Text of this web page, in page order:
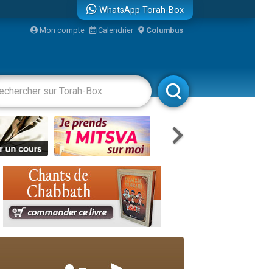
WhatsApp Torah-Box
Mon compte Calendrier Columbus
Livres Rabbanim